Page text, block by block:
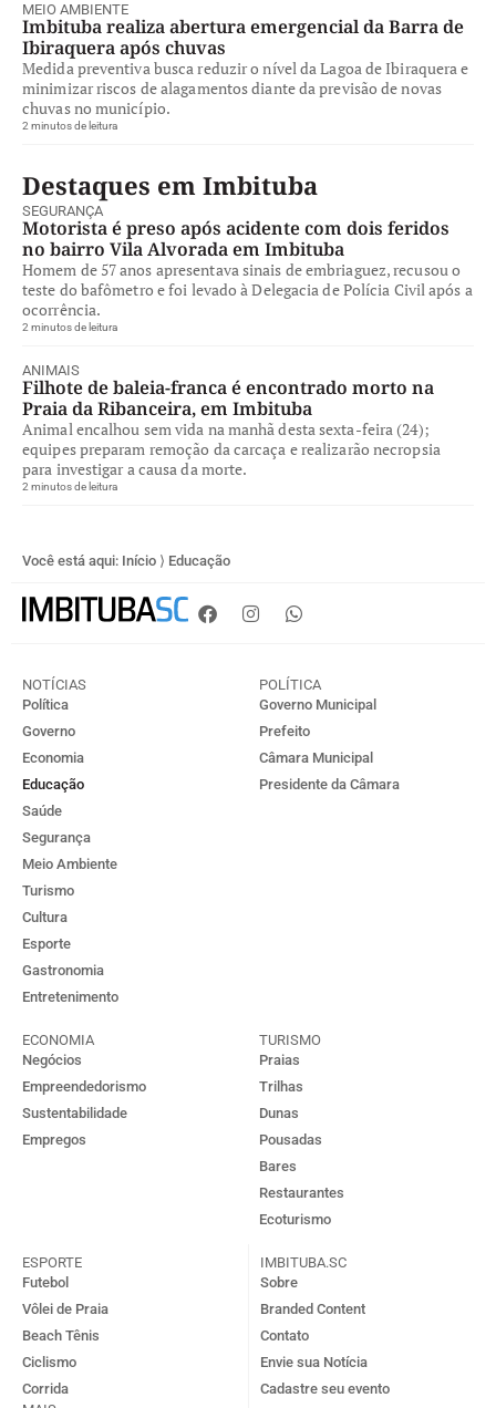
MEIO AMBIENTE
Imbituba realiza abertura emergencial da Barra de
Ibiraquera após chuvas
Medida preventiva busca reduzir o nível da Lagoa de Ibiraquera e
minimizar riscos de alagamentos diante da previsão de novas
chuvas no município.
2 minutos de leitura
Destaques em Imbituba
SEGURANÇA
Motorista é preso após acidente com dois feridos
no bairro Vila Alvorada em Imbituba
Homem de 57 anos apresentava sinais de embriaguez, recusou o
teste do bafômetro e foi levado à Delegacia de Polícia Civil após a
ocorrência.
2 minutos de leitura
ANIMAIS
Filhote de baleia-franca é encontrado morto na
Praia da Ribanceira, em Imbituba
Animal encalhou sem vida na manhã desta sexta-feira (24);
equipes preparam remoção da carcaça e realizarão necropsia
para investigar a causa da morte.
2 minutos de leitura
Você está aqui: Início ⟩ Educação
NOTÍCIAS
Política
Governo
Economia
Educação
Saúde
Segurança
Meio Ambiente
Turismo
Cultura
Esporte
Gastronomia
Entretenimento
POLÍTICA
Governo Municipal
Prefeito
Câmara Municipal
Presidente da Câmara
ECONOMIA
Negócios
Empreendedorismo
Sustentabilidade
Empregos
TURISMO
Praias
Trilhas
Dunas
Pousadas
Bares
Restaurantes
Ecoturismo
ESPORTE
Futebol
Vôlei de Praia
Beach Tênis
Ciclismo
Corrida
IMBITUBA.SC
Sobre
Branded Content
Contato
Envie sua Notícia
Cadastre seu evento